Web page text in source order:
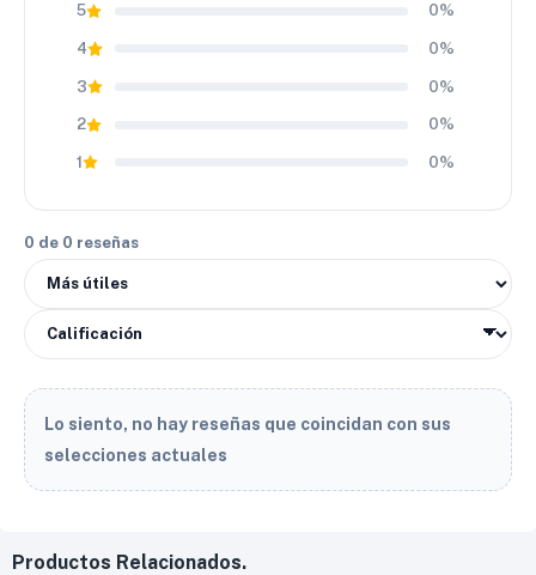
5 0%
4 0%
3 0%
2 0%
1 0%
0 de 0 reseñas
Lo siento, no hay reseñas que coincidan con sus
selecciones actuales
Productos Relacionados.